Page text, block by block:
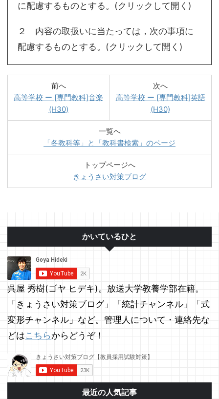
に配慮するものとする。(クリックして開く)
２ 内容の取扱いに当たっては，次の事項に
配慮するものとする。(クリックして開く)
前へ
高等学校 ー [専門教科]音楽
(H30)
次へ
高等学校 ー [専門教科]英語
(H30)
一覧へ
「各教科等」と「教科書検索」のページ
トップページへ
きょうさい対策ブログ
かいているひと
呉屋 秀樹(ゴヤ ヒデキ)。放送大学教養学部在籍。
「きょうさい対策ブログ」「統計チャンネル」「式
変形チャンネル」など。管理人について・連絡先な
どはこちらからどうぞ！
最近の人気記事